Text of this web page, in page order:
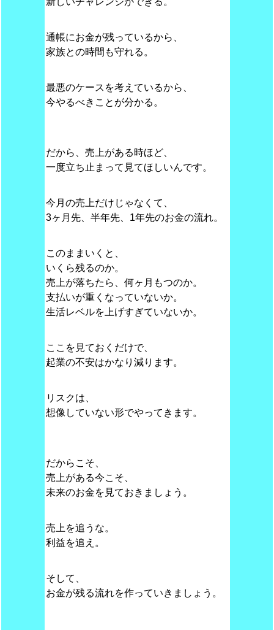
通帳にお金が残っているから、
家族との時間も守れる。
最悪のケースを考えているから、
今やるべきことが分かる。
だから、売上がある時ほど、
一度立ち止まって見てほしいんです。
今月の売上だけじゃなくて、
3ヶ月先、半年先、1年先のお金の流れ。
このままいくと、
いくら残るのか。
売上が落ちたら、何ヶ月もつのか。
支払いが重くなっていないか。
生活レベルを上げすぎていないか。
ここを見ておくだけで、
起業の不安はかなり減ります。
リスクは、
想像していない形でやってきます。
だからこそ、
売上がある今こそ、
未来のお金を見ておきましょう。
売上を追うな。
利益を追え。
そして、
お金が残る流れを作っていきましょう。